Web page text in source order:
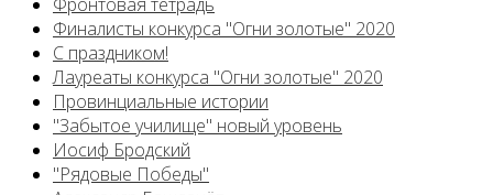
Финалисты конкурса "Огни золотые" 2020
С праздником!
Лауреаты конкурса "Огни золотые" 2020
Провинциальные истории
"Забытое училище" новый уровень
Иосиф Бродский
"Рядовые Победы"